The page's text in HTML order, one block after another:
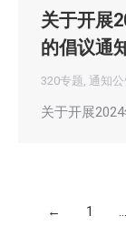
关于开展
的倡议通
320专题, 通知公
关于开展
← 1 …